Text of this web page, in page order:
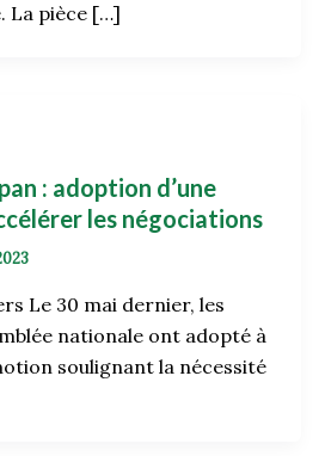
La pièce […]
: adoption d’une
les négociations
Le 30 mai dernier, les
nationale ont adopté à
soulignant la nécessité